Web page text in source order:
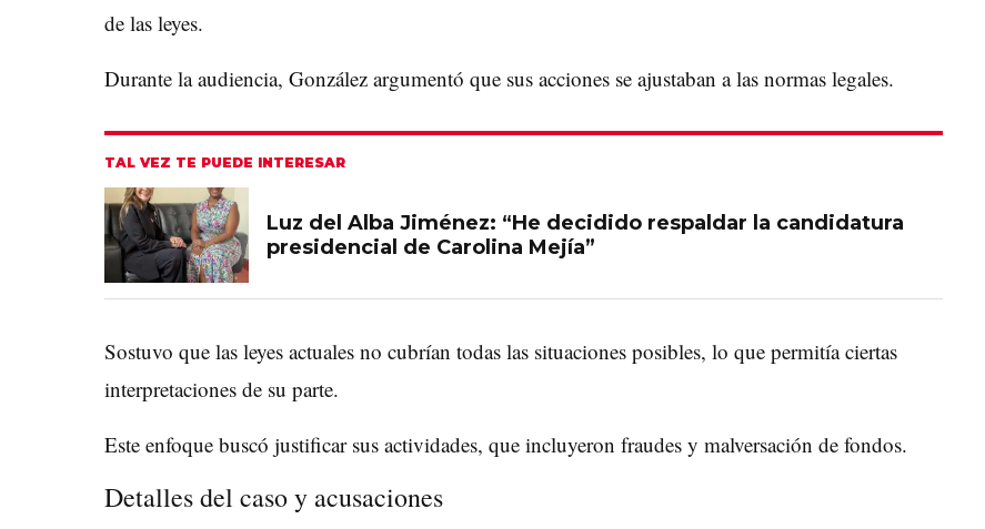
de las leyes.
Durante la audiencia, González argumentó que sus acciones se ajustaban a las normas legales.
TAL VEZ TE PUEDE INTERESAR
Luz del Alba Jiménez: “He decidido respaldar la candidatura
presidencial de Carolina Mejía”
Sostuvo que las leyes actuales no cubrían todas las situaciones posibles, lo que permitía ciertas
interpretaciones de su parte.
Este enfoque buscó justificar sus actividades, que incluyeron fraudes y malversación de fondos.
Detalles del caso y acusaciones